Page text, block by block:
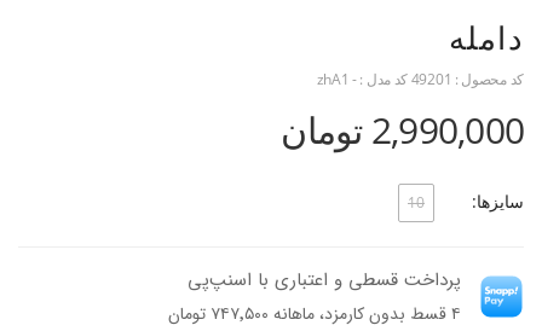
دامله
کد محصول : 49201کد مدل :- zhA1
2,990,000 تومان
سایزها: 10
پرداخت قسطی و اعتباری با اسنپ‌پی
۴ قسط بدون کارمزد، ماهانه ۷۴۷٬۵۰۰ تومان